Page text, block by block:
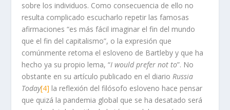
sobre los individuos. Como consecuencia de ello no
resulta complicado escucharlo repetir las famosas
afirmaciones “es más fácil imaginar el fin del mundo
que el fin del capitalismo”, o la expresión que
comúnmente retoma el esloveno de Bartleby y que ha
hecho ya su propio lema, “I would prefer not to”. No
obstante en su artículo publicado en el diarioRussia
Today[4] la reflexión del filósofo esloveno hace pensar
que quizá la pandemia global que se ha desatado será